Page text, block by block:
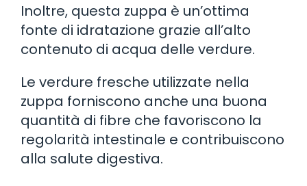
Inoltre, questa zuppa è un’ottima
fonte di idratazione grazie all’alto
contenuto di acqua delle verdure.
Le verdure fresche utilizzate nella
zuppa forniscono anche una buona
quantità di fibre che favoriscono la
regolarità intestinale e contribuiscono
alla salute digestiva.